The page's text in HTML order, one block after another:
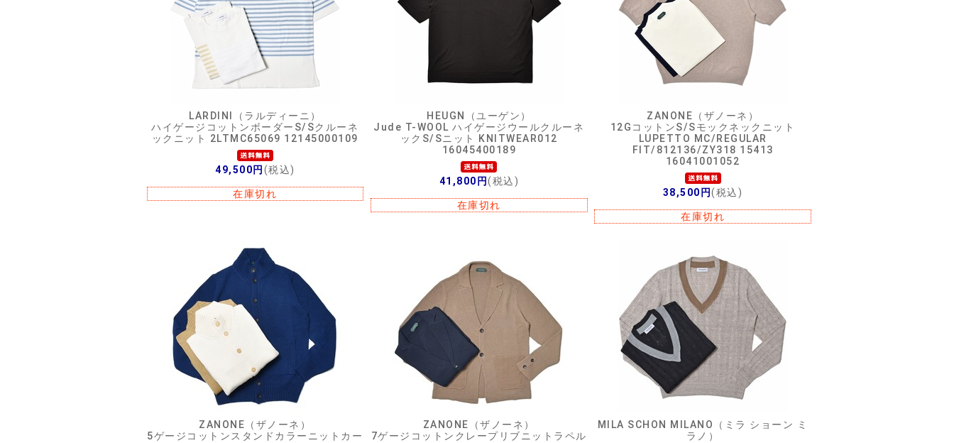
LARDINI（ラルディーニ）
ハイゲージコットンボーダーS/Sクルーネ
ックニット 2LTMC65069 12145000109
49,500円 (税込)
在庫切れ
HEUGN（ユーゲン）
Jude T-WOOL ハイゲージウールクルーネ
ックS/Sニット KNITWEAR012
16045400189
41,800円(税込)
在庫切れ
ZANONE（ザノーネ）
12GコットンS/Sモックネックニット
LUPETTO MC/REGULAR
FIT/812136/ZY318 15413
16041001052
38,500円(税込)
在庫切れ
ZANONE（ザノーネ）
5ゲージコットンスタンドカラーニットカー
ZANONE（ザノーネ）
7ゲージコットンクレープリブニットラペル
MILA SCHON MILANO（ミラ ショーン ミ
ラノ）